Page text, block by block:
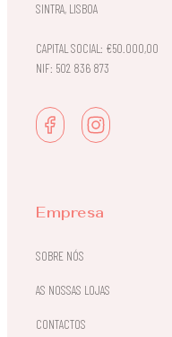
SINTRA, LISBOA
CAPITAL SOCIAL: €50.000,00
NIF: 502 836 873
Empresa
SOBRE NÓS
AS NOSSAS LOJAS
CONTACTOS